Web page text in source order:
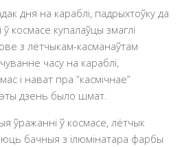
дня на караблі, падрыхтоўку да
космасе купалаўцы змаглі
з лётчыкам-касманаўтам
часу на караблі,
і нават пра “касмічнае”
дзень было шмат.
ўражанні ў космасе, лётчык
бачныя з ілюмінатара фарбы